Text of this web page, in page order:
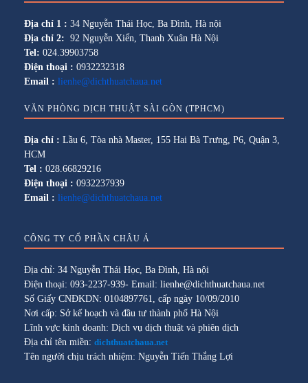
Địa chỉ 1 : 34 Nguyễn Thái Học, Ba Đình, Hà nội
Địa chỉ 2: 92 Nguyễn Xiển, Thanh Xuân Hà Nội
Tel: 024.39903758
Điện thoại : 0932232318
Email : lienhe@dichthuatchaua.net
VĂN PHÒNG DỊCH THUẬT SÀI GÒN (TPHCM)
Địa chỉ : Lầu 6, Tòa nhà Master, 155 Hai Bà Trưng, P6, Quận 3,
HCM
Tel : 028.66829216
Điện thoại : 0932237939
Email : lienhe@dichthuatchaua.net
CÔNG TY CỔ PHẦN CHÂU Á
Địa chỉ: 34 Nguyễn Thái Học, Ba Đình, Hà nội
Điện thoại: 093-2237-939- Email: lienhe@dichthuatchaua.net
Số Giấy CNĐKDN: 0104897761, cấp ngày 10/09/2010
Nơi cấp: Sở kế hoạch và đầu tư thành phố Hà Nội
Lĩnh vực kinh doanh: Dịch vụ dịch thuật và phiên dịch
Địa chỉ tên miền: dichthuatchaua.net
Tên người chịu trách nhiệm: Nguyễn Tiến Thắng Lợi